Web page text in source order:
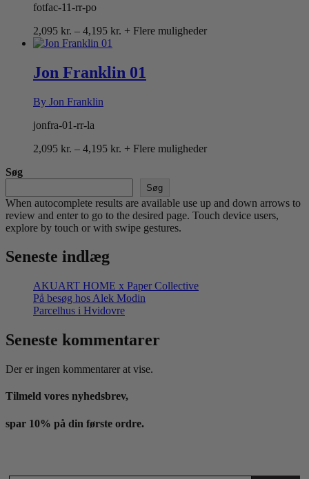
fotfac-11-rr-po
2,095 kr. – 4,195 kr. Prisinterval:
4,195 kr.
+ Flere muligheder
Jon Franklin 01
By Jon Franklin
jonfra-01-rr-la
2,095 kr. – 4,195 kr. Prisinterval:
4,195 kr.
+ Flere muligheder
Søg
Søg
When autocomplete results are available use up and down arrows to
review and enter to go to the desired page. Touch device users,
explore by touch or with swipe gestures.
Seneste indlæg
AKUART HOME x Paper Collective
På besøg hos Alek Modin
Parcelhus i Hvidovre
Seneste kommentarer
Der er ingen kommentarer at vise.
Tilmeld vores nyhedsbrev,
spar 10% på din første ordre.